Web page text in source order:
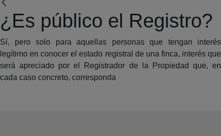
¿Es público el Registro?
Sí, pero solo para aquellas personas que tengan interés
legítimo en conocer el estado registral de una finca, interés que
será apreciado por el Registrador de la Propiedad que, en
cada caso concreto, corresponda